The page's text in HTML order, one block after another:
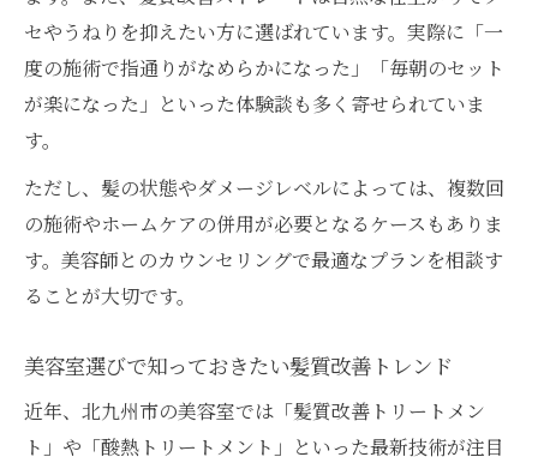
セやうねりを抑えたい方に選ばれています。実際に「一
度の施術で指通りがなめらかになった」「毎朝のセット
が楽になった」といった体験談も多く寄せられていま
す。
ただし、髪の状態やダメージレベルによっては、複数回
の施術やホームケアの併用が必要となるケースもありま
す。美容師とのカウンセリングで最適なプランを相談す
ることが大切です。
美容室選びで知っておきたい髪質改善トレンド
近年、北九州市の美容室では「髪質改善トリートメン
ト」や「酸熱トリートメント」といった最新技術が注目